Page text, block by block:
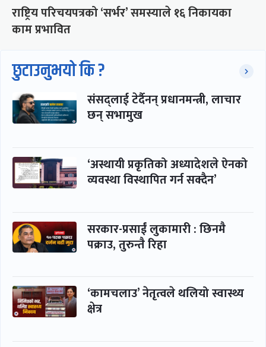
राष्ट्रिय परिचयपत्रको ‘सर्भर’ समस्याले १६ निकायका
काम प्रभावित
छुटाउनुभयो कि ?
संसद्लाई टेर्दैनन् प्रधानमन्त्री, लाचार
छन् सभामुख
‘अस्थायी प्रकृतिको अध्यादेशले ऐनको
व्यवस्था विस्थापित गर्न सक्दैन’
सरकार-प्रसाईं लुकामारी : छिनमै
पक्राउ, तुरुन्तै रिहा
‘कामचलाउ’ नेतृत्वले थलियो स्वास्थ्य
क्षेत्र